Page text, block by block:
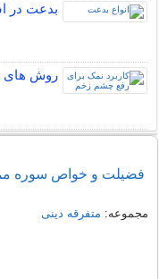
بدعت در
روش های
فضیلت و خواص سوره
مجموعه: متفرقه دینی